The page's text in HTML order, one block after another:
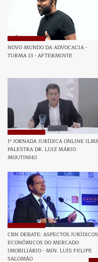
NOVO MUNDO DA ADVOCACIA -
TURMA 13 - AFTERMOVIE
1ª JORNADA JURÍDICA ONLINE
PALESTRA DR. LUIZ MÁRIO
MOUTINHO
CBN DEBATE: ASPECTOS
ECONÔMICOS DO MERCADO
IMOBILIÁRIO - MIN. LUÍS FELIPE
SALOMÃO